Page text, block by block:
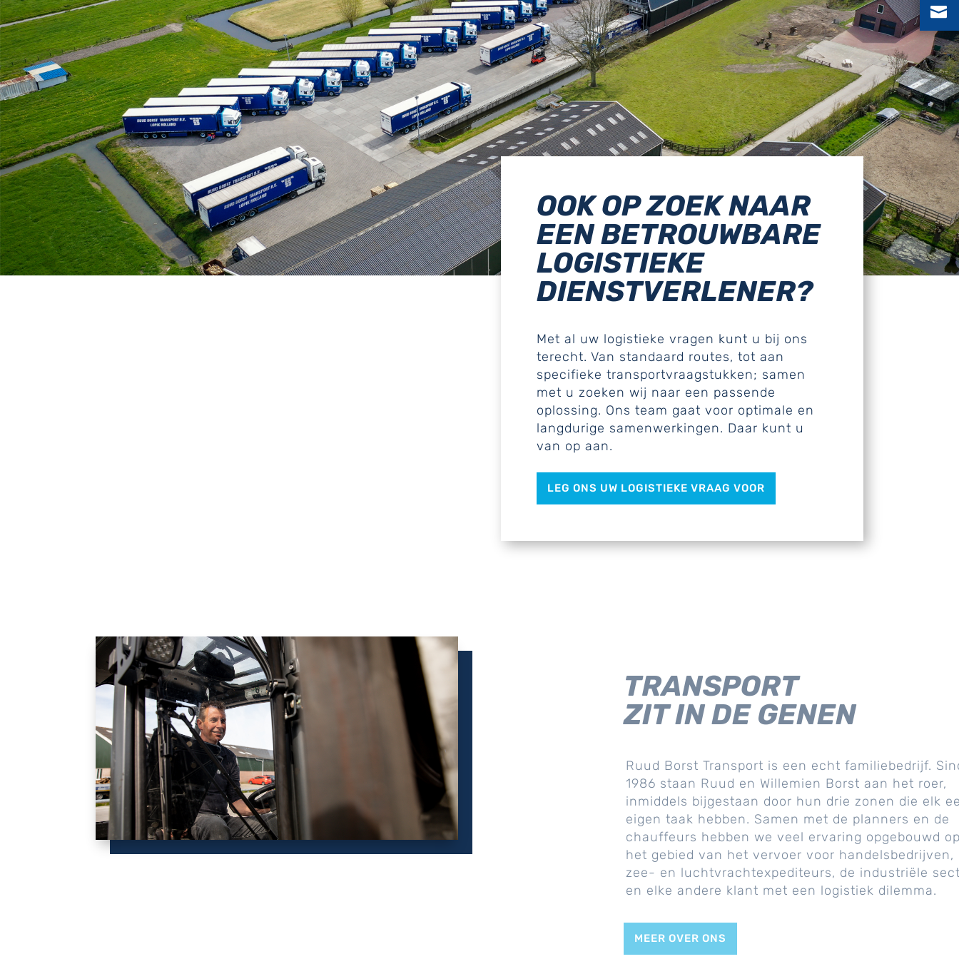

OOK OP ZOEK NAAR
EEN BETROUWBARE
LOGISTIEKE
DIENSTVERLENER?
Met al uw logistieke vragen kunt u bij ons
terecht. Van standaard routes, tot aan
specifieke transportvraagstukken; samen
met u zoeken wij naar een passende
oplossing. Ons team gaat voor optimale en
langdurige samenwerkingen. Daar kunt u
van op aan.
LEG ONS UW LOGISTIEKE VRAAG VOOR
TRANSPORT
ZIT IN DE GENEN
Ruud Borst Transport is een echt familiebedrijf.
1986 staan Ruud en Willemien Borst aan het roer,
inmiddels bijgestaan door hun drie zonen die elk
eigen taak hebben. Samen met de planners en de
chauffeurs hebben we veel ervaring opgebouwd
het gebied van het vervoer voor handelsbedrijven,
zee- en luchtvrachtexpediteurs, de industriële
en elke andere klant met een logistiek dilemma.
MEER OVER ONS